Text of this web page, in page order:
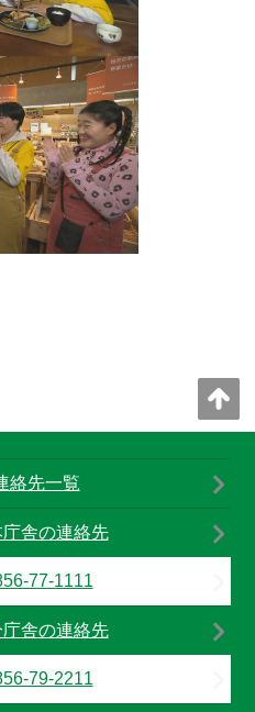
絡先一覧
舎の連絡先
77-1111
舎の連絡先
79-2211